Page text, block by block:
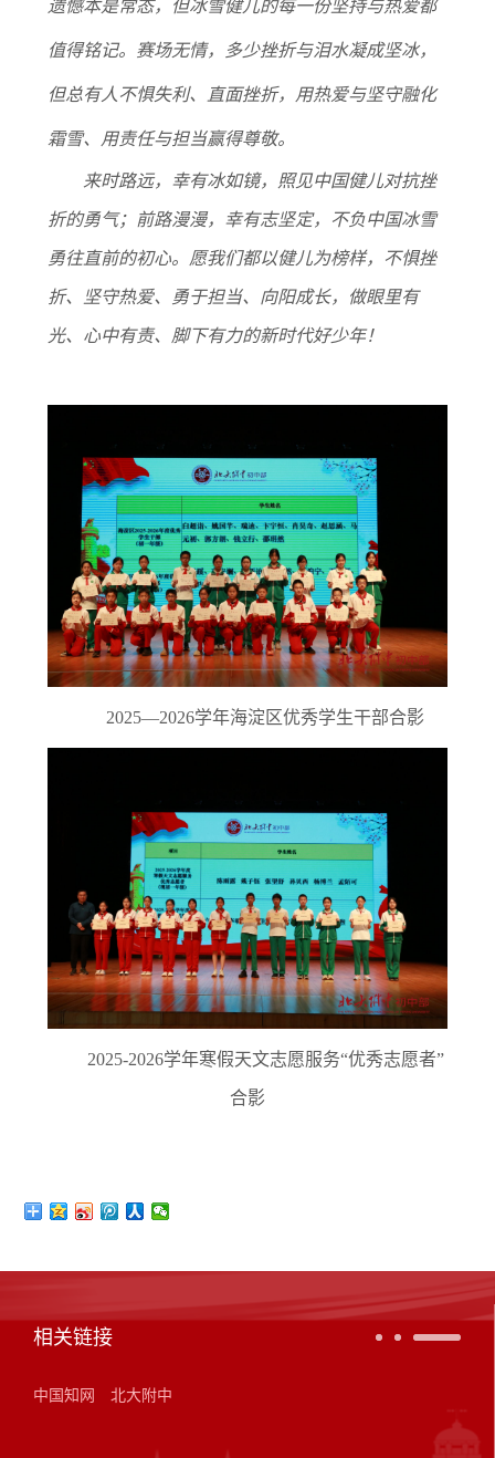
遗憾本是常态，但冰雪健儿的每一份坚持与热爱都
值得铭记。赛场无情，多少挫折与泪水凝成坚冰，
但总有人不惧失利、直面挫折，用热爱与坚守融化
霜雪、用责任与担当赢得尊敬。
来时路远，幸有冰如镜，照见中国健儿对抗挫
折的勇气；前路漫漫，幸有志坚定，不负中国冰雪
勇往直前的初心。愿我们都以健儿为榜样，不惧挫
折、坚守热爱、勇于担当、向阳成长，做眼里有
光、心中有责、脚下有力的新时代好少年！
2025—2026学年海淀区优秀学生干部合影
2025-2026学年寒假天文志愿服务“优秀志愿者”
合影
相关链接
中国知网 北大附中